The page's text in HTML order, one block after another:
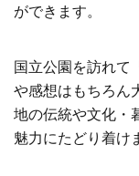
ができます。
国立公園を訪れて
や感想はもちろん
地の伝統や文化・
魅力にたどり着け